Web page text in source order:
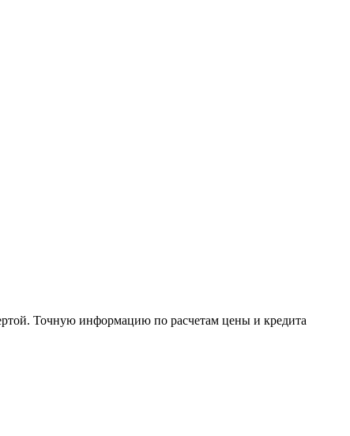
Точную информацию по расчетам цены и кредита